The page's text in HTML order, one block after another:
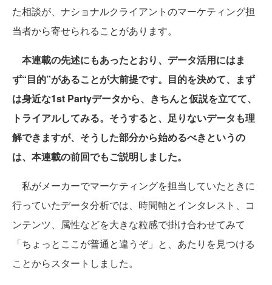
た相談が、ナショナルクライアントのマーケティング担
当者から寄せられることがあります。
本連載の先述にもあったとおり、データ活用にはま
ず“目的”があることが大前提です。目的を決めて、まず
は身近な1st Partyデータから、きちんと仮説を立てて、
トライアルしてみる。そうすると、足りないデータも理
解できますが、そうした部分から始めるべきというの
は、本連載の前回でもご説明しました。
私がメーカーでマーケティングを担当していたときに
行っていたデータ分析では、時間軸とインタレスト、コ
ンテンツ、属性などを大きな粒感で掛け合わせてみて
「ちょっとここが普通と違うぞ」と、あたりを見つける
ことからスタートしました。